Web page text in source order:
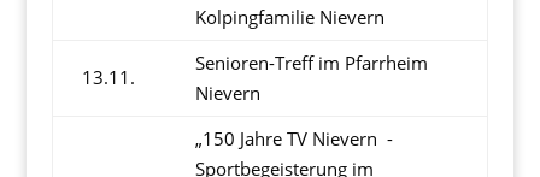
Kolpingfamilie Nievern
13.11.
Senioren-Treff im Pfarrheim
Nievern
„150 Jahre TV Nievern -
Sportbegeisterung im